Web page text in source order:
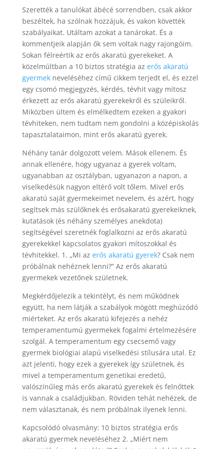
Szerették a tanulókat ábécé sorrendben, csak akkor
beszéltek, ha szólnak hozzájuk, és vakon követték
szabályaikat. Utáltam azokat a tanárokat. És a
kommentjeik alapján ők sem voltak nagy rajongóim.
Sokan félreértik az erős akaratú gyerekeket. A
közelmúltban a 10 biztos stratégia az erős akaratú
gyermekneveléséhez című cikkem terjedt el, és ezzel
egy csomó megjegyzés, kérdés, tévhit vagy mítosz
érkezett az erős akaratú gyerekekről és szüleikről.
Miközben ültem és elmélkedtem ezeken a gyakori
tévhiteken, nem tudtam nem gondolni a középiskolás
tapasztalataimon, mint erős akaratú gyerek.
Néhány tanár dolgozott velem. Mások ellenem. És
annak ellenére, hogy ugyanaz a gyerek voltam,
ugyanabban az osztályban, ugyanazon a napon, a
viselkedésük nagyon eltérő volt tőlem. Mivel erős
akaratú saját gyermekeimet nevelem, és azért, hogy
segítsek más szülőknek és erősakaratú gyerekeiknek,
kutatások (és néhány személyes anekdota)
segítségével szeretnék foglalkozni az erős akaratú
gyerekekkel kapcsolatos gyakori mítoszokkal és
tévhitekkel. 1. „Mi az erős akaratú gyerek? Csak nem
próbálnak nehéznek lenni?” Az erős akaratú
gyermekek vezetőnek születnek.
Megkérdőjelezik a tekintélyt, és nem működnek
együtt, ha nem látják a szabályok mögött meghúzódó
miérteket. Az erős akaratú kifejezés a nehéz
temperamentumú gyermekek fogalmi értelmezésére
szolgál. A temperamentum egy csecsemő vagy
gyermek biológiai alapú viselkedési stílusára utal. Ez
azt jelenti, hogy ezek a gyerekek így születnek, és
mivel a temperamentum genetikai eredetű,
valószínűleg más erős akaratú gyerekek és felnőttek
is vannak a családjukban. Röviden tehát nehézek, de
nem választanak, és nem próbálnak ilyenek lenni.
Kapcsolódó olvasmány: 10 biztos stratégia erős
akaratú gyermek neveléséhez 2. „Miért nem